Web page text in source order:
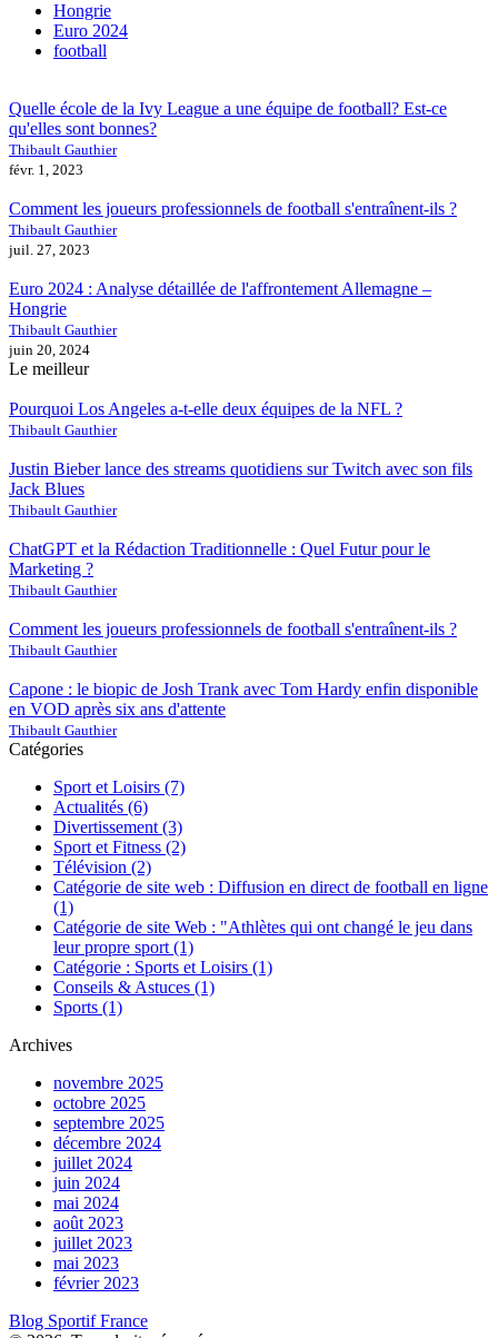
Hongrie
Euro 2024
football
Quelle école de la Ivy League a une équipe de football? Est-ce
qu'elles sont bonnes?
Thibault Gauthier
févr. 1, 2023
Comment les joueurs professionnels de football s'entraînent-ils ?
Thibault Gauthier
juil. 27, 2023
Euro 2024 : Analyse détaillée de l'affrontement Allemagne –
Hongrie
Thibault Gauthier
juin 20, 2024
Le meilleur
Pourquoi Los Angeles a-t-elle deux équipes de la NFL ?
Thibault Gauthier
Justin Bieber lance des streams quotidiens sur Twitch avec son fils
Jack Blues
Thibault Gauthier
ChatGPT et la Rédaction Traditionnelle : Quel Futur pour le
Marketing ?
Thibault Gauthier
Comment les joueurs professionnels de football s'entraînent-ils ?
Thibault Gauthier
Capone : le biopic de Josh Trank avec Tom Hardy enfin disponible
en VOD après six ans d'attente
Thibault Gauthier
Catégories
Sport et Loisirs (7)
Actualités (6)
Divertissement (3)
Sport et Fitness (2)
Télévision (2)
Catégorie de site web : Diffusion en direct de football en ligne
(1)
Catégorie de site Web : "Athlètes qui ont changé le jeu dans
leur propre sport (1)
Catégorie : Sports et Loisirs (1)
Conseils & Astuces (1)
Sports (1)
Archives
novembre 2025
octobre 2025
septembre 2025
décembre 2024
juillet 2024
juin 2024
mai 2024
août 2023
juillet 2023
mai 2023
février 2023
Blog Sportif France